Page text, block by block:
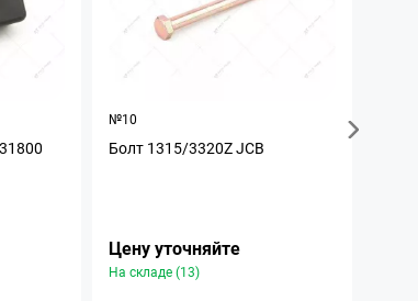
№10
Болт 1315/3320Z JCB
Цену уточняйте
На складе (13)